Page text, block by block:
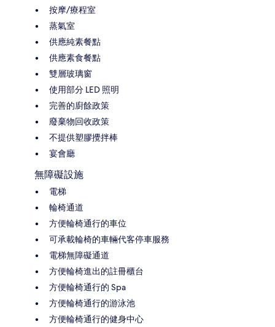
按摩/療程室
蒸氣室
供應純素餐點
供應素食餐點
雙層玻璃窗
使用部分 LED 照明
完善的廚餘政策
廢棄物回收政策
不提供塑膠攪拌棒
宴會廳
無障礙設施
電梯
輪椅通道
方便輪椅通行的車位
可承載輪椅的車輛代客停車服務
電梯無障礙通道
方便輪椅進出的註冊櫃台
方便輪椅通行的 Spa
方便輪椅通行的游泳池
方便輪椅通行的健身中心